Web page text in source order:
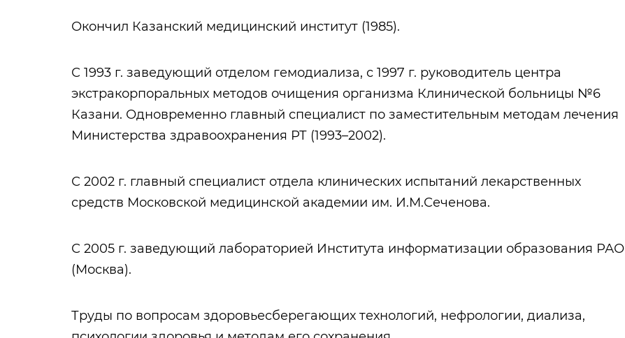
Окончил Казанский медицинский институт (1985).
С 1993 г. заведующий отделом гемодиализа, с 1997 г. руководитель центра
экстракорпоральных методов очищения организма Клинической больницы №6
Казани. Одновременно главный специалист по заместительным методам лечения
Министерства здравоохранения РТ (1993–2002).
С 2002 г. главный специалист отдела клинических испытаний лекарственных
средств Московской медицинской академии им. И.М.Сеченова.
С 2005 г. заведующий лабораторией Института информатизации образования РАО
(Москва).
Труды по вопросам здоровьесберегающих технологий, нефрологии, диализа,